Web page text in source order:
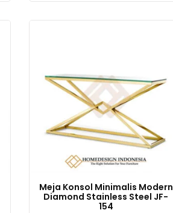
Meja Konsol Minimalis Modern
Diamond Stainless Steel JF-
154